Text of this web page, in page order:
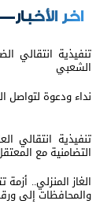
اخر الأخبار
تنفيذية انتقالي
الشعبي
نداء ودعوة
تنفيذية انتقالي
التضامنية مع
الغاز المنزلي..
والمحافظات إلى